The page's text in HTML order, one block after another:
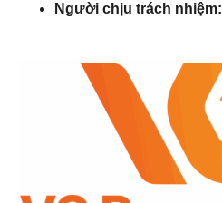
Người chịu trách nhiệm: